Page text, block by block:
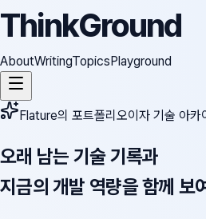
ThinkGround
AboutWritingTopicsPlayground
Flature의 포트폴리오이자 기술 아카
오래 남는 기술 기록과
지금의 개발 역량을 함께